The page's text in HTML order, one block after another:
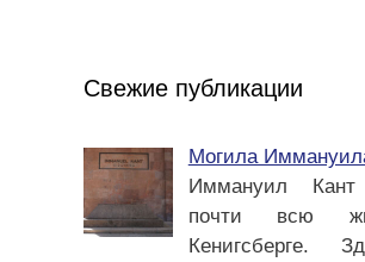
Свежие публикации
Могила
Иммануил
почти всю
Кенигсберге.